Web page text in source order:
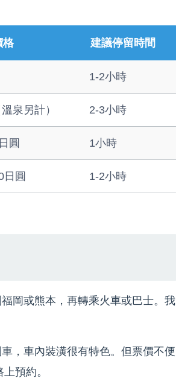
格 建議停留時間
1-2小時
泉另計） 2-3小時
圓 1小時
日圓 1-2小時
岡或熊本，再轉乘火車或巴士。我
，車內裝潢很有特色。但票價不便
預約。